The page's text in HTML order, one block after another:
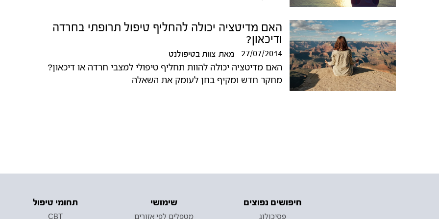
האם מדיטציה יכולה להחליף טיפול תרופתי בחרדה
ודיכאון?
27/07/2014 מאת צוות בטיפולנט
האם מדיטציה יכולה להוות תחליף טיפולי למצבי חרדה או דיכאון?
מחקר חדש ומקיף בחן לעומק את השאלה
חיפושים נפוצים
פסיכולוג
שימושי
מטפלים לפי אזורים
תחומי טיפול
CBT